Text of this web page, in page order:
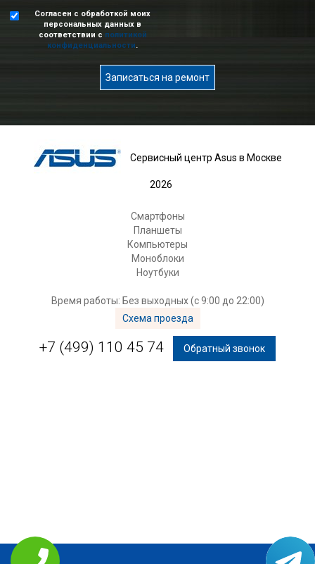
Согласен с обработкой моих
персональных данных в
соответствии с политикой
конфиденциальности.
Записаться на ремонт
Сервисный центр Asus в Москве
2026
Смартфоны
Планшеты
Компьютеры
Моноблоки
Ноутбуки
Время работы: Без выходных (с 9:00 до 22:00)
Схема проезда
+7 (499) 110 45 74 Обратный звонок